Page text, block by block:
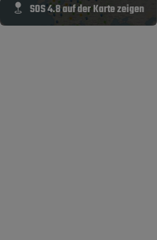
SOS 4.8 auf der Karte zeigen